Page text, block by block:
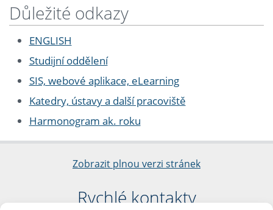
Důležité odkazy
ENGLISH
Studijní oddělení
SIS, webové aplikace, eLearning
Katedry, ústavy a další pracoviště
Harmonogram ak. roku
Zobrazit plnou verzi stránek
Rychlé kontakty